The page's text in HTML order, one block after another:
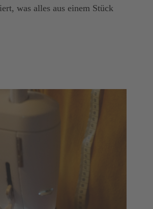
was alles aus einem Stück